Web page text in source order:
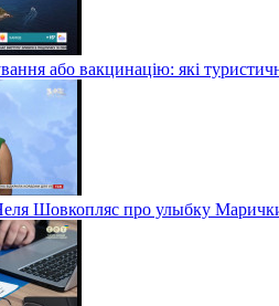
або вакцинацію: які
Шовкопляс про улыбку